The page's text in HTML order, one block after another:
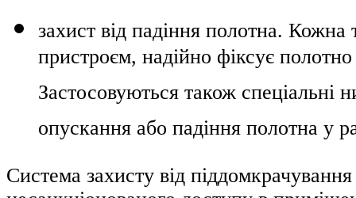
захист від падіння полотна.
пристроєм, надійно фіксує
Застосовуються також спеціальні
опускання або падіння полотна у
Система захисту від